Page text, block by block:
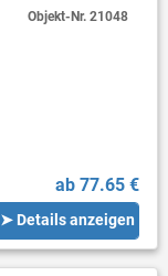
ab 77.65 €
➤ Details anzeigen
Objekt-Nr.21048